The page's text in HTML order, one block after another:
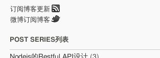
订阅博客更新
微博订阅博客
POST SERIES列表